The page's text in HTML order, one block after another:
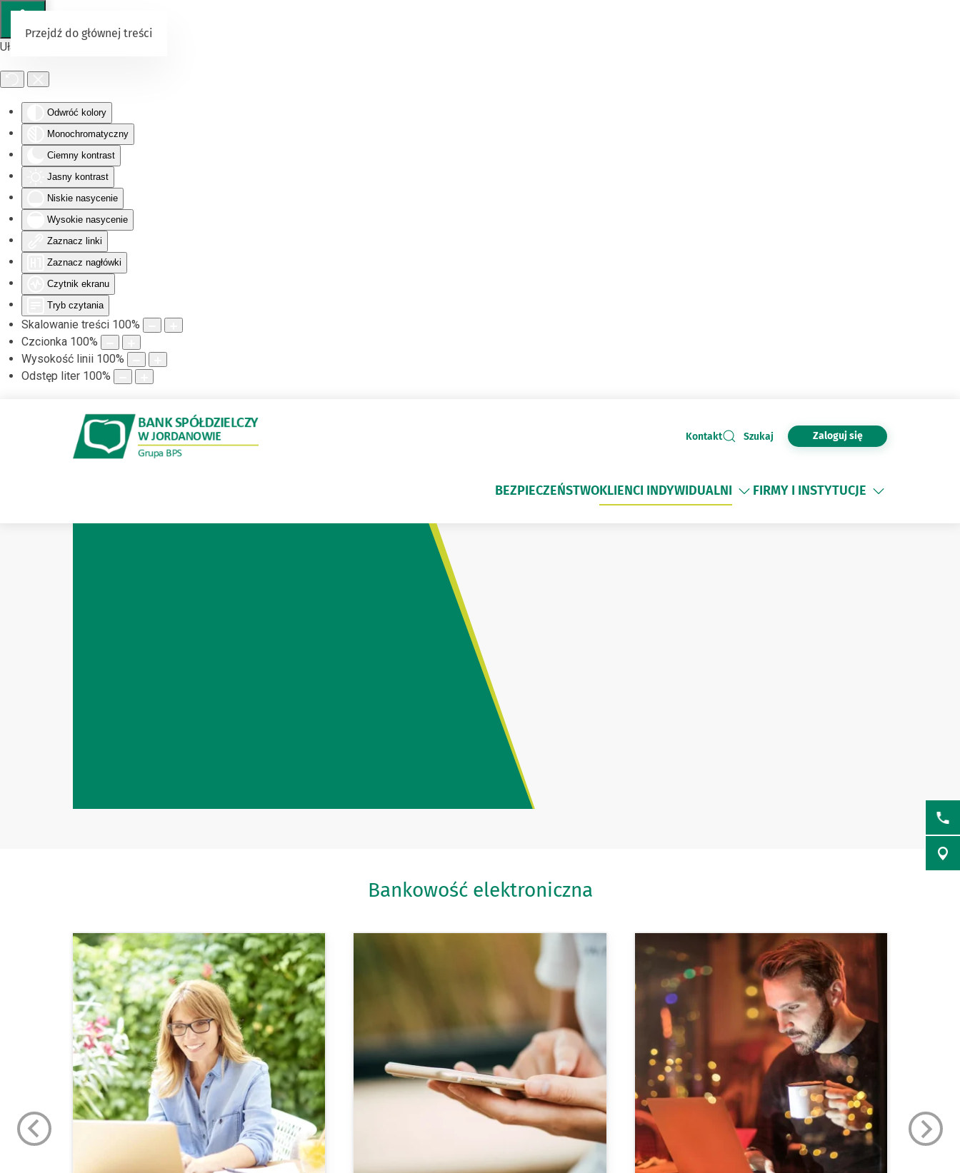
Ułatwienia dostępu
Odwróć kolory
Monochromatyczny
Ciemny kontrast
Jasny kontrast
Niskie nasycenie
Wysokie nasycenie
Zaznacz linki
Zaznacz nagłówki
Czytnik ekranu
Tryb czytania
Skalowanie treści 100%
Czcionka 100%
Wysokość linii 100%
Odstęp liter 100%
Przejdź do głównej treści
Kontakt Szukaj Zaloguj się
BEZPIECZEŃSTWOKLIENCI INDYWIDUALNI FIRMY I INSTYTUCJE
Bankowość elektroniczna